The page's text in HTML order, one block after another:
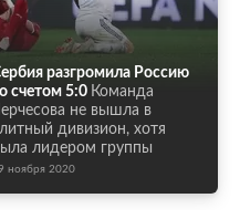
разгромила Россию
счетом 5:0 Команда
не вышла в
дивизион, хотя
лидером группы
ноября 2020